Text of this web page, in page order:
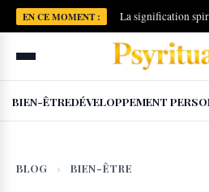
EN CE MOMENT :
La signification
connaître
BIEN-ÊTREDÉVELOPPEMENT
BLOG › BIEN-ÊTRE